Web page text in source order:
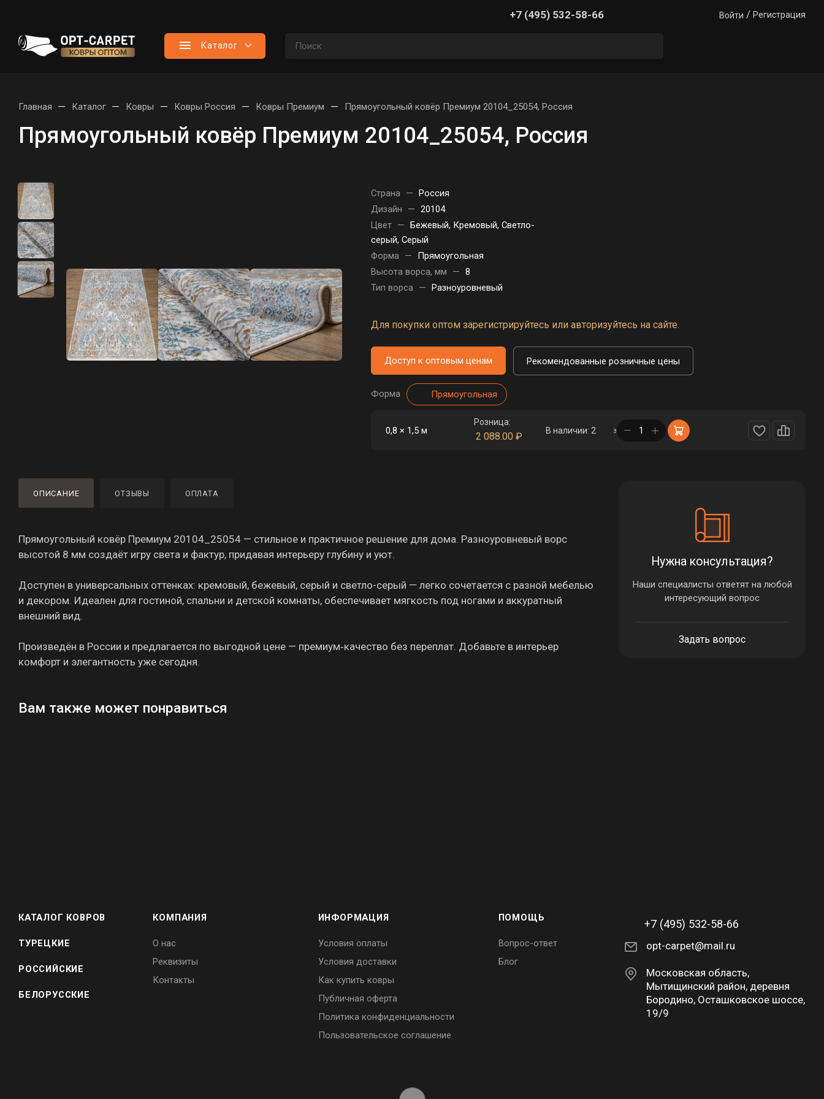
+7 (495) 532-58-66 Войти / Регистрация
Каталог
Главная — Каталог — Ковры — Ковры Россия — Ковры Премиум — Прямоугольный ковёр Премиум 20104_25054, Россия
Прямоугольный ковёр Премиум 20104_25054, Россия
Страна — Россия
Дизайн
— 20104
Цвет — Бежевый, Кремовый, Светло-
серый, Серый
Форма —
Прямоугольная
Высота ворса, мм
— 8
Тип ворса — Разноуровневый
Для покупки оптом зарегистрируйтесь или авторизуйтесь на сайте.
Доступ к оптовым ценам Рекомендованные розничные цены
Форма Прямоугольная
0,8 × 1,5 м
Розница:
2 088.00 ₽
В наличии: 2в корзине
ОПИСАНИЕ ОТЗЫВЫ ОПЛАТА
Прямоугольный ковёр Премиум 20104_25054 — стильное и практичное решение для дома. Разноуровневый ворс
высотой 8 мм создаёт игру света и фактур, придавая интерьеру глубину и уют.
Доступен в универсальных оттенках: кремовый, бежевый, серый и светло-серый — легко сочетается с разной мебелью
и декором. Идеален для гостиной, спальни и детской комнаты, обеспечивает мягкость под ногами и аккуратный
внешний вид.
Произведён в России и предлагается по выгодной цене — премиум‑качество без переплат. Добавьте в интерьер
комфорт и элегантность уже сегодня.
Вам также может понравиться
Нужна консультация?
Наши специалисты ответят на любой
интересующий вопрос
Задать вопрос
КАТАЛОГ КОВРОВ
ТУРЕЦКИЕ
РОССИЙСКИЕ
БЕЛОРУССКИЕ
КОМПАНИЯ
О нас
Реквизиты
Контакты
ИНФОРМАЦИЯ
Условия оплаты
Условия доставки
Как купить ковры
Публичная оферта
Политика конфиденциальности
Пользовательское соглашение
ПОМОЩЬ
Вопрос-ответ
Блог
+7 (495) 532-58-66
opt-carpet@mail.ru
Московская область,
Мытищинский район, деревня
Бородино, Осташковское шоссе,
19/9